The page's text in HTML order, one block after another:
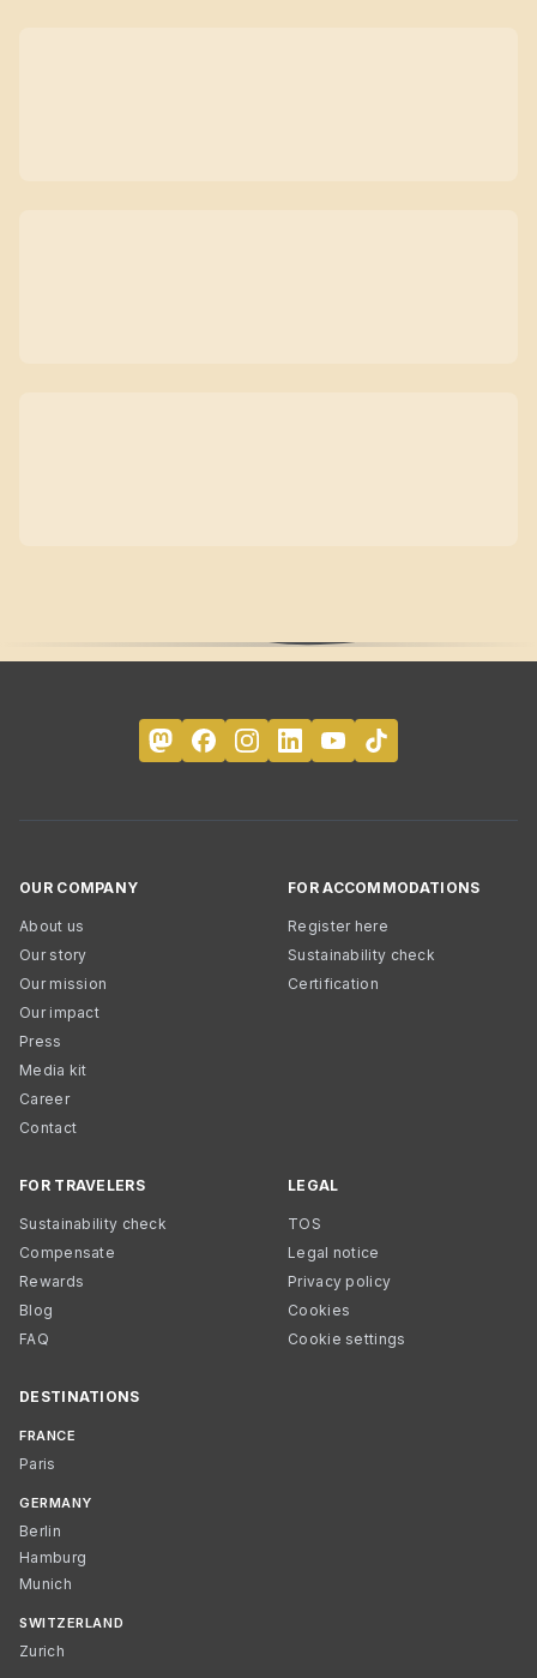
OUR COMPANY
About us
Our story
Our mission
Our impact
Press
Media kit
Career
Contact
FOR ACCOMMODATIONS
Register here
Sustainability check
Certification
FOR TRAVELERS
Sustainability check
Compensate
Rewards
Blog
FAQ
LEGAL
TOS
Legal notice
Privacy policy
Cookies
Cookie settings
DESTINATIONS
FRANCE
Paris
GERMANY
Berlin
Hamburg
Munich
SWITZERLAND
Zurich